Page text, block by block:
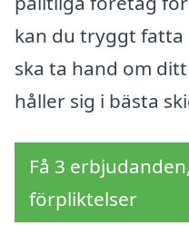
kan du tryggt fatta
ska ta hand om
håller sig i bästa
Få 3
förpliktelser